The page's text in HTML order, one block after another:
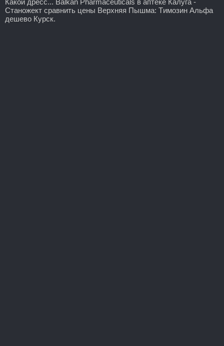
Станожект сравнить цены Верхняя Пышма: Tимозин Альфа
дешево Курск.